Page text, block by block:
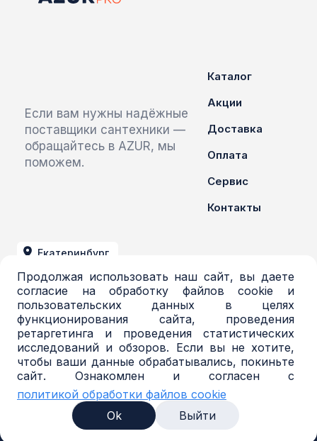
Продолжая использовать наш сайт, вы даете
согласие на обработку файлов cookie и
пользовательских данных в целях
функционирования сайта, проведения
ретаргетинга и проведения статистических
исследований и обзоров. Если вы не хотите,
чтобы ваши данные обрабатывались, покиньте
сайт. Ознакомлен и согласен с
политикой обработки файлов cookie
Ok
Выйти
Если вам нужны надёжные
поставщики сантехники —
обращайтесь в AZUR, мы
поможем.
Каталог
Акции
Доставка
Оплата
Сервис
Контакты
Екатеринбург
+7 (343) 379-03-71
azur@azur-opt.ru
© 2016-2026, Торговая система AZUR. Все
права защищены.
Политика в отношении обработки
персональных данных
Согласие на обработку персональных данных